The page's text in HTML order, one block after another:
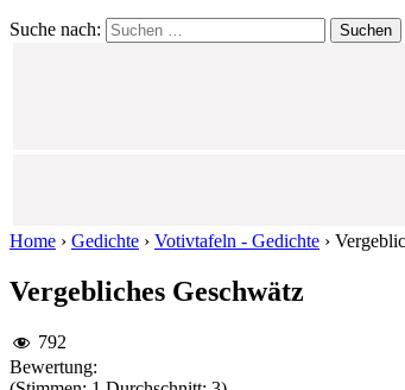
Suche nach:
Home › Gedichte › Votivtafeln - Gedichte ›
Vergebliches Geschwätz
792
Bewertung: